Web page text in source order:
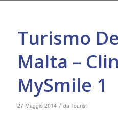
Turismo
Malta –
MySmile 1
27 Maggio 2014 / da Tourist